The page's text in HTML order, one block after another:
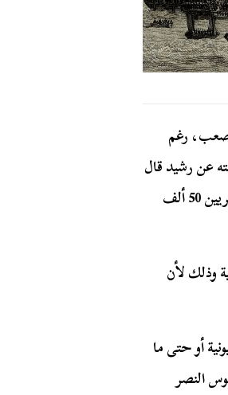
صعب، رغم
عن رشيد قال
بأن قتلى الحملة الفرنسية وصل إلى 26 ألف قتيل طوال 3 سنوات، فيما خسر المصريين 50 ألف
وذلك لأن
أو حتى ما
النصر